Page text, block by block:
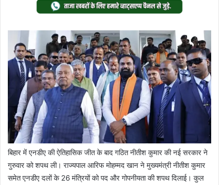
Twitter
email
बिहार में एनडीए की ऐतिहासिक जीत के बाद गठित नीतीश कुमार की नई सरकार ने
गुरुवार को शपथ ली। राज्यपाल आरिफ मोहम्मद खान ने मुख्यमंत्री नीतीश कुमार
समेत एनडीए दलों के 26 मंत्रियों को पद और गोपनीयता की शपथ दिलाई। कुल